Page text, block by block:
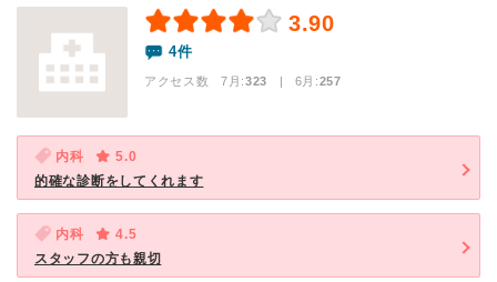
3.90
4件
アクセス数 7月:323 | 6月:257
内科
5.0
的確な診断をしてくれます
内科
4.5
スタッフの方も親切